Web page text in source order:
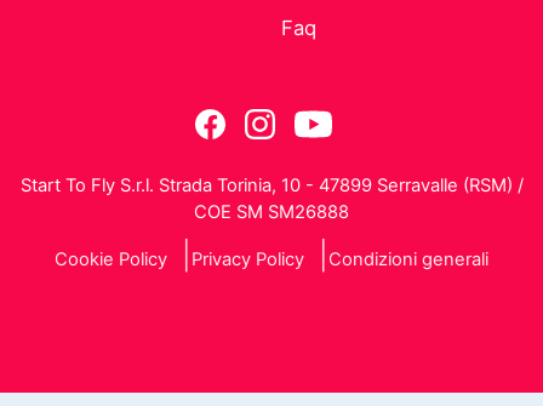
Faq
Start To Fly S.r.l. Strada Torinia, 10 - 47899 Serravalle (RSM) /
COE SM SM26888
Cookie Policy Privacy Policy Condizioni generali